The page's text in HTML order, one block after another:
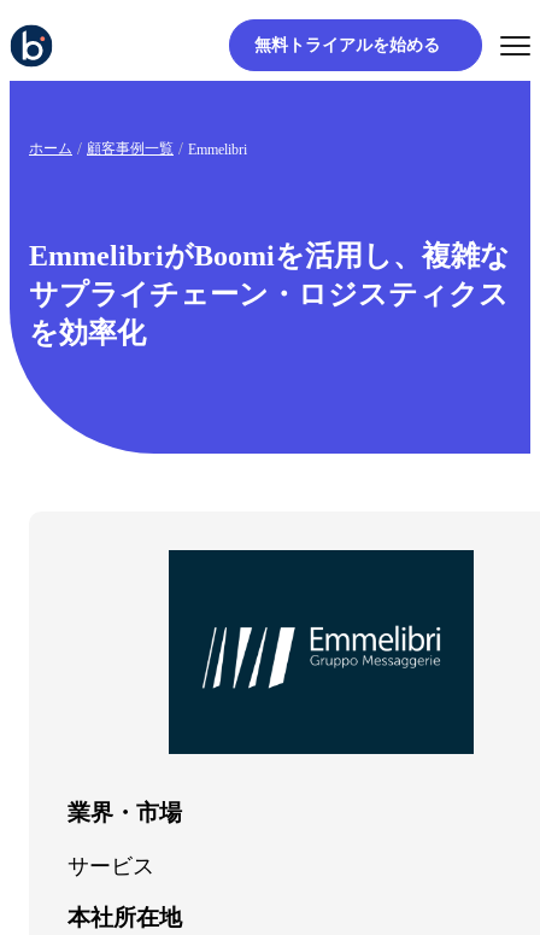
無料トライアルを始める
ホーム 顧客事例一覧 Emmelibri
EmmelibriがBoomiを活用し、複雑な
サプライチェーン・ロジスティクス
を効率化
業界・市場
サービス
本社所在地